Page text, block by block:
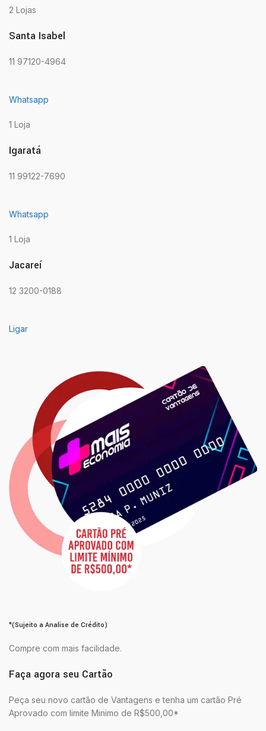
2 Lojas
Santa Isabel
11 97120-4964
Whatsapp
1 Loja
Igaratá
11 99122-7690
Whatsapp
1 Loja
Jacareí
12 3200-0188
Ligar
*(Sujeito a Analise de Crédito)
Compre com mais facilidade.
Faça agora seu Cartão
Peça seu novo cartão de Vantagens e tenha um cartão Pré
Aprovado com limite Minimo de R$500,00*